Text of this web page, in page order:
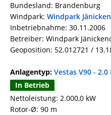
Bundesland: Brandenburg
Windpark: Windpark
Inbetriebnahme: 30.11.2006
Betreiber: Windpark
Geoposition: 52.012721 /
Anlagentyp: Vestas V90 - 2.0
In Betrieb
Nettoleistung: 2.000,0 kW
Rotor-Ø: 90 m